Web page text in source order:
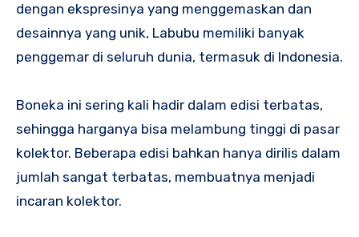
dengan ekspresinya yang menggemaskan dan
desainnya yang unik, Labubu memiliki banyak
penggemar di seluruh dunia, termasuk di Indonesia.
Boneka ini sering kali hadir dalam edisi terbatas,
sehingga harganya bisa melambung tinggi di pasar
kolektor. Beberapa edisi bahkan hanya dirilis dalam
jumlah sangat terbatas, membuatnya menjadi
incaran kolektor.